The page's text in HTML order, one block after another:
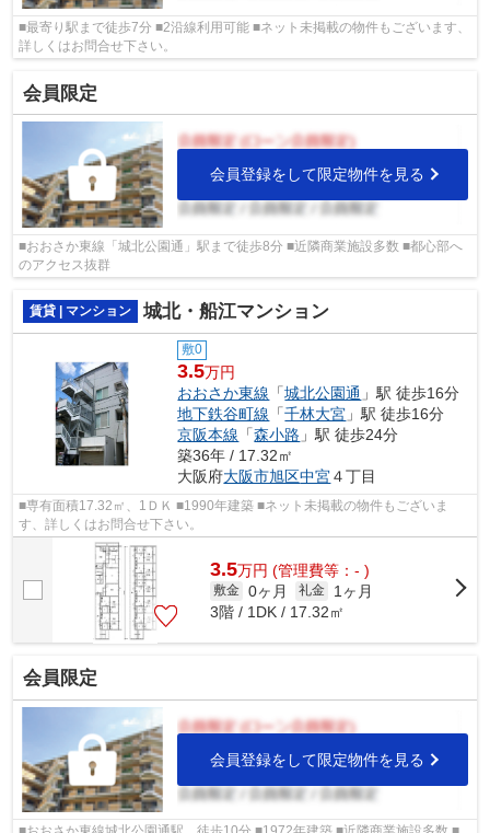
■最寄り駅まで徒歩7分 ■2沿線利用可能 ■ネット未掲載の物件もございます、
詳しくはお問合せ下さい。
会員限定
会員登録をして限定物件を見る
■おおさか東線「城北公園通」駅まで徒歩8分 ■近隣商業施設多数 ■都心部へ
のアクセス抜群
賃貸 | マンション 城北・船江マンション
敷0
3.5万円
おおさか東線 「城北公園通 」駅 徒歩16分
地下鉄谷町線 「千林大宮 」駅 徒歩16分
京阪本線 「森小路 」駅 徒歩24分
築36年 / 17.32㎡
大阪府大阪市旭区中宮４丁目
■専有面積17.32㎡、1ＤＫ ■1990年建築 ■ネット未掲載の物件もございま
す、詳しくはお問合せ下さい。
3.5万円 (管理費等：- )
敷金 0ヶ月 礼金
1ヶ月
3階 / 1DK / 17.32㎡
会員限定
会員登録をして限定物件を見る